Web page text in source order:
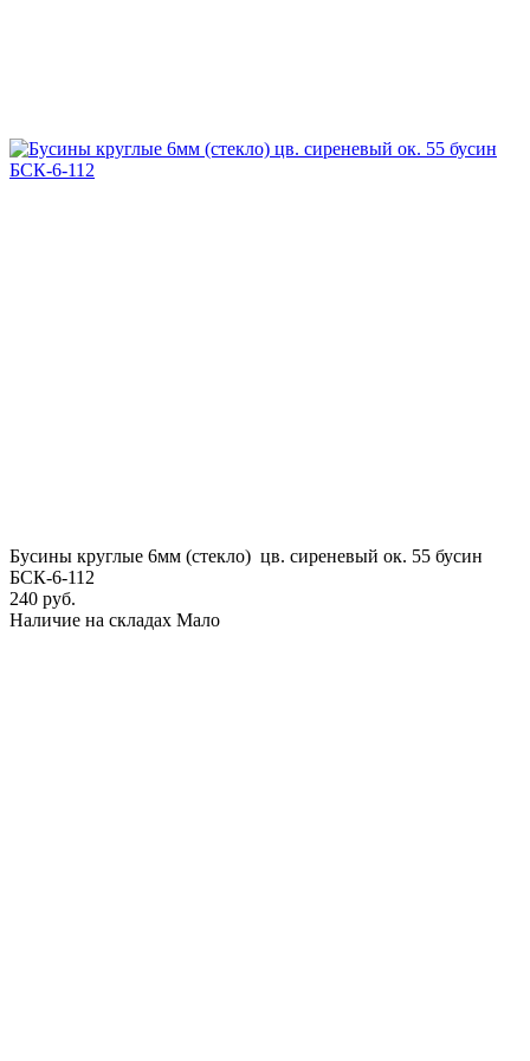
Бусины круглые 6мм (стекло) цв. сиреневый ок. 55 бусин
БСК-6-112
240 руб.
Наличие на складах Мало